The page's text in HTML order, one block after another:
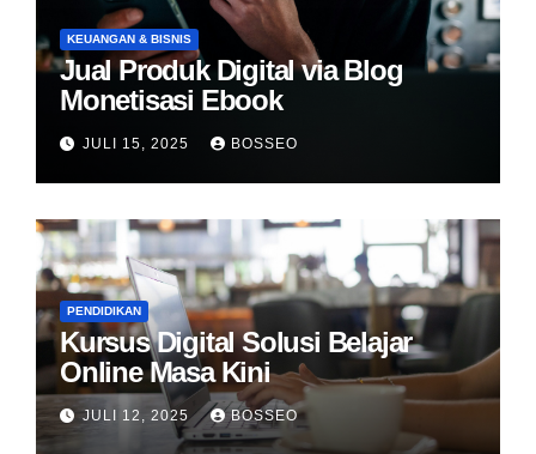
KEUANGAN & BISNIS
Jual Produk Digital via Blog
Monetisasi Ebook
JULI 15, 2025 BOSSEO
PENDIDIKAN
Kursus Digital Solusi Belajar
Online Masa Kini
JULI 12, 2025 BOSSEO